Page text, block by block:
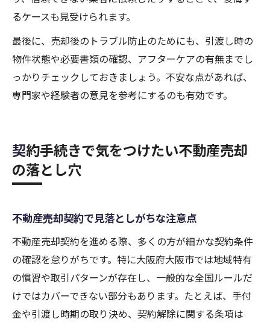
るケースも見受けられます。
最後に、売却後のトラブル防止のためにも、引渡し時の
物件状態や必要書類の確認、アフターケアの有無までし
っかりチェックしておきましょう。不安な点があれば、
専門家や経験者の意見を参考にするのも有効です。
契約手続きで気をつけたい不動産売却
の落とし穴
不動産売却契約で見落としがちな注意点
不動産売却契約を進める際、多くの方が細かな契約条件
の確認を怠りがちです。特に大阪府大阪市では地域特有
の慣習や取引パターンが存在し、一般的な全国ルールだ
けではカバーできない部分もあります。たとえば、手付
金や引渡し時期の取り決め、契約解除に関する条項は